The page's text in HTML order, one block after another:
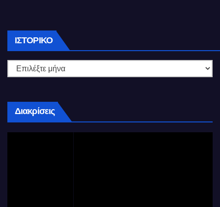
ΙΣΤΟΡΙΚΌ Ιστορικό
Διακρίσεις